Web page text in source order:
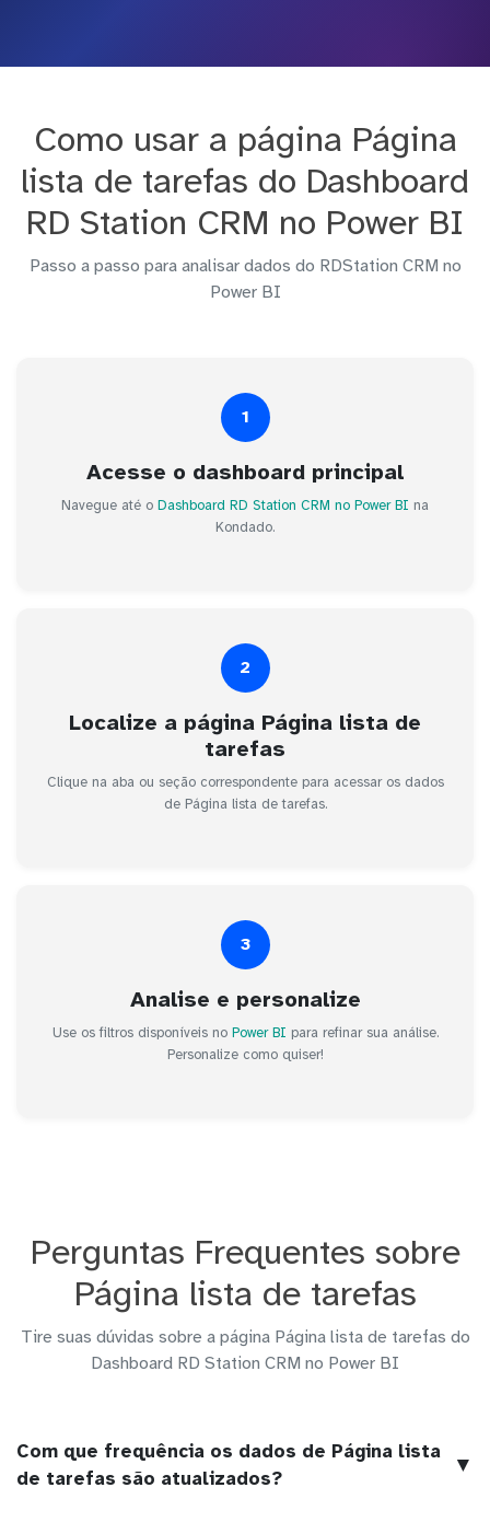
Como usar a página Página
lista de tarefas do Dashboard
RD Station CRM no Power BI
Passo a passo para analisar dados do RDStation CRM no
Power BI
1
Acesse o dashboard principal
Navegue até o Dashboard RD Station CRM no Power BI na
Kondado.
2
Localize a página Página lista de
tarefas
Clique na aba ou seção correspondente para acessar os dados
de Página lista de tarefas.
3
Analise e personalize
Use os filtros disponíveis no Power BI para refinar sua análise.
Personalize como quiser!
Perguntas Frequentes sobre
Página lista de tarefas
Tire suas dúvidas sobre a página Página lista de tarefas do
Dashboard RD Station CRM no Power BI
Com que frequência os dados de Página lista
de tarefas são atualizados?
▼